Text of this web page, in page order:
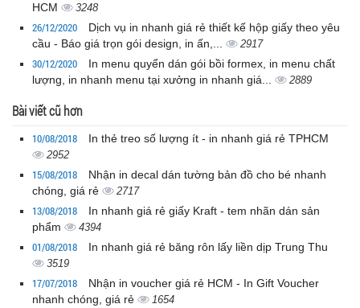
HCM
3248
26/12/2020
Dịch vụ in nhanh giá rẻ thiết kế hộp giấy theo yêu
cầu - Báo giá trọn gói design, in ấn,...
2917
30/12/2020
In menu quyển dán gói bồi formex, in menu chất
lượng, in nhanh menu tại xưởng in nhanh giá...
2889
Bài viết cũ hơn
10/08/2018 In thẻ treo số lượng ít - in nhanh giá rẻ TPHCM
2952
15/08/2018
Nhận in decal dán tường bản đồ cho bé nhanh
chóng, giá rẻ
2717
13/08/2018
In nhanh giá rẻ giấy Kraft - tem nhãn dán sản
phẩm
4394
01/08/2018 In nhanh giá rẻ băng rôn lấy liền dịp Trung Thu
3519
17/07/2018
Nhận in voucher giá rẻ HCM - In Gift Voucher
nhanh chóng, giá rẻ
1654